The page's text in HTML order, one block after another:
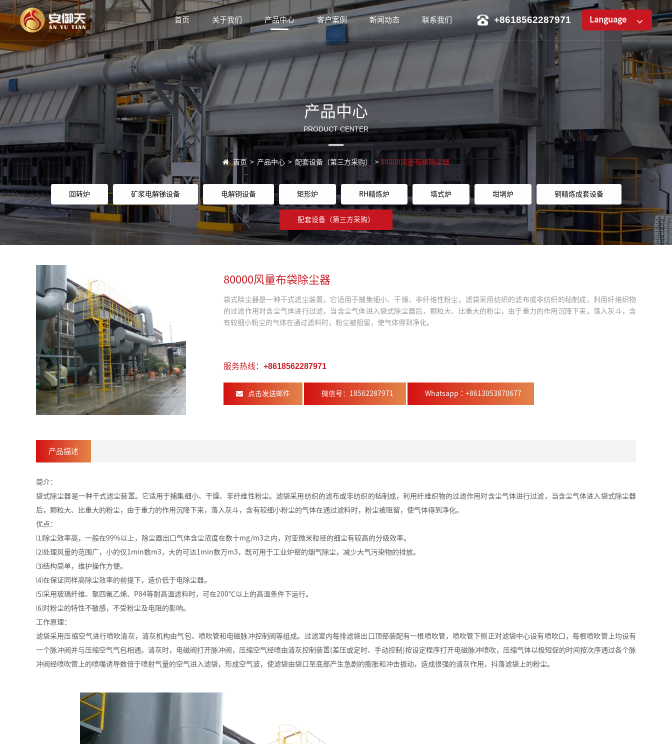
首页 关于我们 产品中心 客户案例 新闻动态 联系我们 +8618562287971 Language
产品中心
PRODUCT CENTER
首页 > 产品中心 > 配套设备（第三方采购） > 80000风量布袋除尘器
回转炉 矿浆电解锑设备 电解铜设备 矩形炉 RH精炼炉 塔式炉 坩埚炉 铜精炼成套设备
配套设备（第三方采购）
80000风量布袋除尘器
袋式除尘器是一种干式滤尘装置。它适用于捕集细小、干燥、非纤维性粉尘。滤袋采用纺织的滤布或非纺织的毡制成，利用纤维织物
的过滤作用对含尘气体进行过滤，当含尘气体进入袋式除尘器后，颗粒大、比重大的粉尘，由于重力的作用沉降下来，落入灰斗，含
有较细小粉尘的气体在通过滤料时，粉尘被阻留，使气体得到净化。
服务热线： +8618562287971
点击发送邮件 微信号：18562287971 Whatsapp：+8613053870677
产品描述
简介：
袋式除尘器是一种干式滤尘装置。它适用于捕集细小、干燥、非纤维性粉尘。滤袋采用纺织的滤布或非纺织的毡制成，利用纤维织物的过滤作用对含尘气体进行过滤，当含尘气体进入袋式除尘器
后，颗粒大、比重大的粉尘，由于重力的作用沉降下来，落入灰斗，含有较细小粉尘的气体在通过滤料时，粉尘被阻留，使气体得到净化。
优点：
⑴除尘效率高，一般在99%以上，除尘器出口气体含尘浓度在数十mg/m3之内，对亚微米粒径的细尘有较高的分级效率。
⑵处理风量的范围广，小的仅1min数m3，大的可达1min数万m3，既可用于工业炉窑的烟气除尘，减少大气污染物的排放。
⑶结构简单，维护操作方便。
⑷在保证同样高除尘效率的前提下，造价低于电除尘器。
⑸采用玻璃纤维、聚四氟乙烯、P84等耐高温滤料时，可在200℃以上的高温条件下运行。
⑹对粉尘的特性不敏感，不受粉尘及电阻的影响。
工作原理：
滤袋采用压缩空气进行喷吹清灰，清灰机构由气包、喷吹管和电磁脉冲控制阀等组成。过滤室内每排滤袋出口顶部装配有一根喷吹管，喷吹管下侧正对滤袋中心设有喷吹口，每根喷吹管上均设有
一个脉冲阀并与压缩空气气包相通。清灰时，电磁阀打开脉冲阀，压缩空气经喷由清灰控制装置(差压或定时、手动控制)按设定程序打开电磁脉冲喷吹，压缩气体以极短促的时间按次序通过各个脉
冲阀经喷吹管上的喷嘴诱导数倍于喷射气量的空气进入滤袋，形成空气波，使滤袋由袋口至底部产生急剧的膨胀和冲击振动，造成很强的清灰作用，抖落滤袋上的粉尘。